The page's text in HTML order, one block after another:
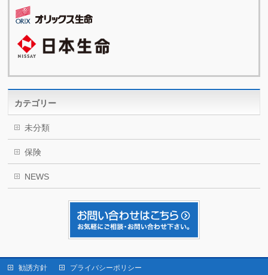
カテゴリー
未分類
保険
NEWS
勧誘方針 プライバシーポリシー